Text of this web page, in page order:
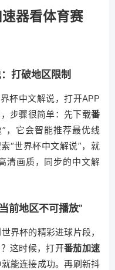
器看体育赛
打破地区限制
杯中文解说，打开APP
步骤很简单：先下载番
，它会智能推荐最优线
“世界杯中文解说”，就
画质，同步的中文解
前地区不可播放”
界杯的精彩进球片段，
这时候，打开番茄加速
能连接成功。再刷新抖